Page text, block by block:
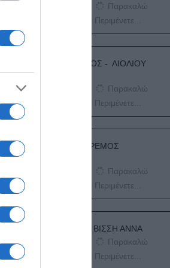
Παρακαλώ
Περιμένετε...
ΛΟΓΑΡΙΑΣΜΟΣ - ΛΙΟΛΙΟΥ
Παρακαλώ
Περιμένετε...
ΔΕΥΤΕΡΑ – ΡΕΜΟΣ
Παρακαλώ
Περιμένετε...
ΕΞΑΙΡΕΣΗ – ΒΙΣΣΗ ΑΝΝΑ
Παρακαλώ
Περιμένετε...